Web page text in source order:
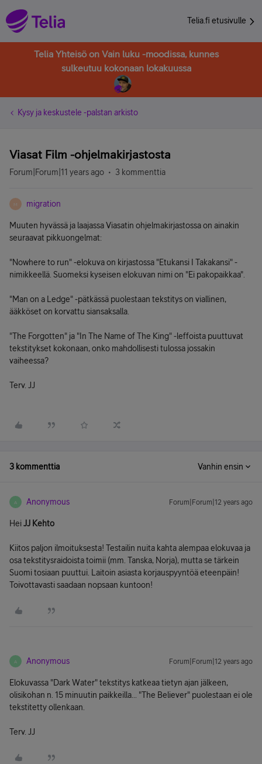
Telia.fi etusivulle
Telia Yhteisö on Vain luku -moodissa, kunnes
sulkeutuu kokonaan lokakuussa
Kysy ja keskustele -palstan arkisto
Viasat Film -ohjelmakirjastosta
Forum|Forum|11 years ago 3 kommenttia
M migration
Muuten hyvässä ja laajassa Viasatin ohjelmakirjastossa on ainakin
seuraavat pikkuongelmat:
"Nowhere to run" -elokuva on kirjastossa "Etukansi I Takakansi" -
nimikkeellä. Suomeksi kyseisen elokuvan nimi on "Ei pakopaikkaa".
"Man on a Ledge" -pätkässä puolestaan tekstitys on viallinen,
ääkköset on korvattu siansaksalla.
"The Forgotten" ja "In The Name of The King" -leffoista puuttuvat
tekstitykset kokonaan, onko mahdollisesti tulossa jossakin
vaiheessa?
Terv. JJ
3 kommenttia Vanhin ensin
A Anonymous Forum|Forum|12 years ago
HeiJJ Kehto
Kiitos paljon ilmoituksesta! Testailin nuita kahta alempaa elokuvaa ja
osa tekstitysraidoista toimii (mm. Tanska, Norja), mutta se tärkein
Suomi tosiaan puuttui. Laitoin asiasta korjauspyyntöä eteenpäin!
Toivottavasti saadaan nopsaan kuntoon!
A Anonymous Forum|Forum|12 years ago
Elokuvassa "Dark Water" tekstitys katkeaa tietyn ajan jälkeen,
olisikohan n. 15 minuutin paikkeilla... "The Believer" puolestaan ei ole
tekstitetty ollenkaan.
Terv. JJ